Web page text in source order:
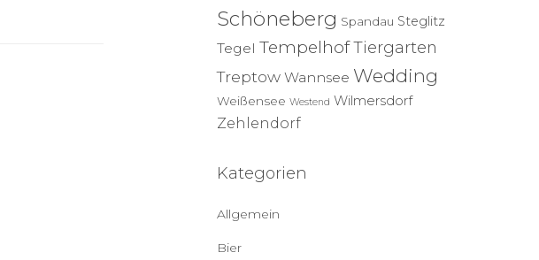
Schöneberg Spandau Steglitz
Tegel Tempelhof Tiergarten
Treptow Wannsee Wedding
Weißensee Westend Wilmersdorf
Zehlendorf
Kategorien
Allgemein
Bier